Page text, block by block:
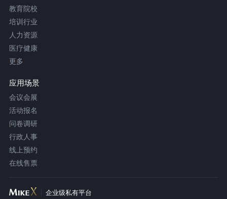
教育院校
培训行业
人力资源
医疗健康
更多
应用场景
会议会展
活动报名
问卷调研
行政人事
线上预约
在线售票
企业级私有平台